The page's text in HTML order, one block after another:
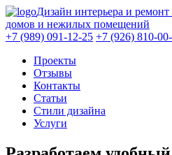
Дизайн интерьера и ремонт
домов и нежилых помещений
+7 (989) 091-12-25 +7 (926) 810-
Проекты
Отзывы
Контакты
Статьи
Стили дизайна
Услуги